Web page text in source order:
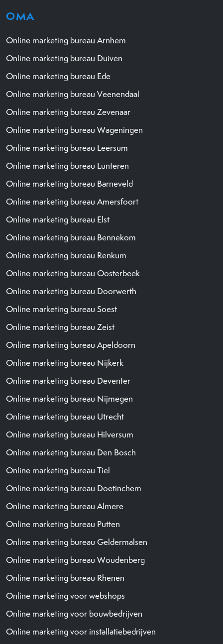
OMA
Online marketing bureau Arnhem
Online marketing bureau Duiven
Online marketing bureau Ede
Online marketing bureau Veenendaal
Online marketing bureau Zevenaar
Online marketing bureau Wageningen
Online marketing bureau Leersum
Online marketing bureau Lunteren
Online marketing bureau Barneveld
Online marketing bureau Amersfoort
Online marketing bureau Elst
Online marketing bureau Bennekom
Online marketing bureau Renkum
Online marketing bureau Oosterbeek
Online marketing bureau Doorwerth
Online marketing bureau Soest
Online marketing bureau Zeist
Online marketing bureau Apeldoorn
Online marketing bureau Nijkerk
Online marketing bureau Deventer
Online marketing bureau Nijmegen
Online marketing bureau Utrecht
Online marketing bureau Hilversum
Online marketing bureau Den Bosch
Online marketing bureau Tiel
Online marketing bureau Doetinchem
Online marketing bureau Almere
Online marketing bureau Putten
Online marketing bureau Geldermalsen
Online marketing bureau Woudenberg
Online marketing bureau Rhenen
Online marketing voor webshops
Online marketing voor bouwbedrijven
Online marketing voor installatiebedrijven